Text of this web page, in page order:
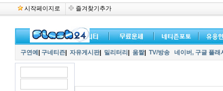
시작페이지로 즐겨찾기추가
구연예 구네티즌 자유게시판| 밀리터리 움짤| TV/방송 네이버, 구글 플